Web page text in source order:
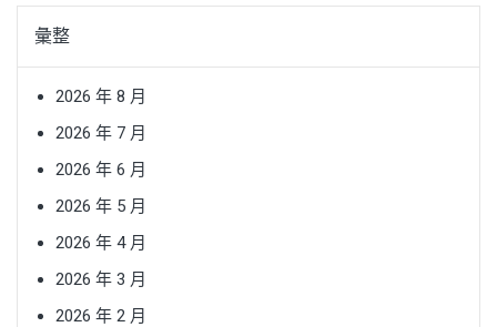
彙整
2026 年 8 月
2026 年 7 月
2026 年 6 月
2026 年 5 月
2026 年 4 月
2026 年 3 月
2026 年 2 月